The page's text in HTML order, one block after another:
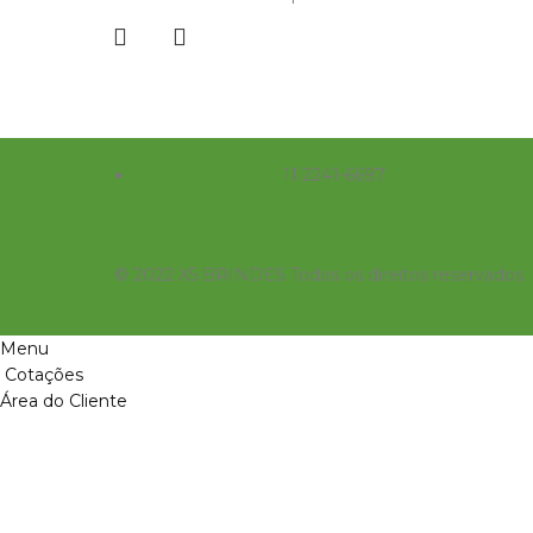
11 2241-6697
© 2022 X5 BRINDES Todos os direitos reservados
Menu
Cotações
Área do Cliente